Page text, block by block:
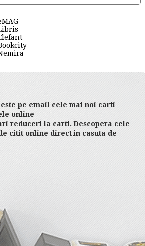
pe email cele mai noi carti
online
reduceri la carti. Descopera cele
citit online direct in casuta de